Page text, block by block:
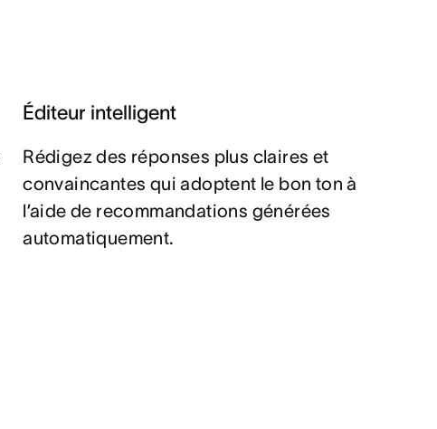
Éditeur intelligent
Rédigez des réponses plus claires et
convaincantes qui adoptent le bon ton à
l’aide de recommandations générées
automatiquement.